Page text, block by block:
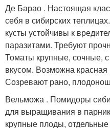
Де Барао . Настоящая
себя в сибирских
кусты устойчивы к
паразитами. Требуют
Томаты крупные, сочные,
вкусом. Возможна красная
Созревают рано,
Вельможа . Помидоры
для выращивания в
крупные плоды,